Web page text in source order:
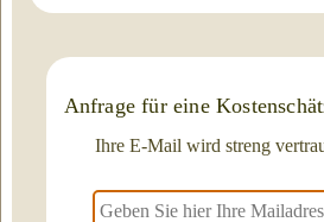
Anfrage für eine
Ihre E-Mail wird streng